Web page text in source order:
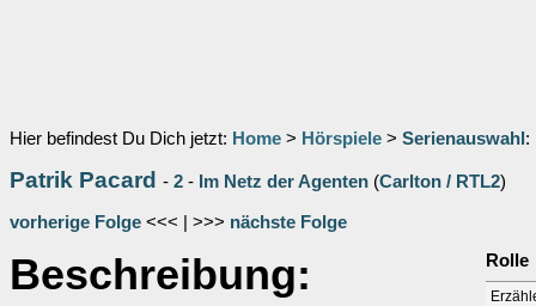
Hier befindest Du Dich jetzt: Home > Hörspiele > Serienauswahl :
Patrik Pacard - 2 - Im Netz der Agenten (Carlton / RTL2)
vorherige Folge <<< | >>> nächste Folge
Beschreibung: Rolle